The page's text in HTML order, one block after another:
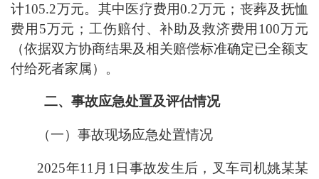
计105.2万元。其中医疗费用0.2万元；丧葬及抚恤
费用5万元；工伤赔付、补助及救济费用100万元
（依据双方协商结果及相关赔偿标准确定已全额支
付给死者家属）。
二、事故应急处置及评估情况
（一）事故现场应急处置情况
2025年11月1日事故发生后，叉车司机姚某某